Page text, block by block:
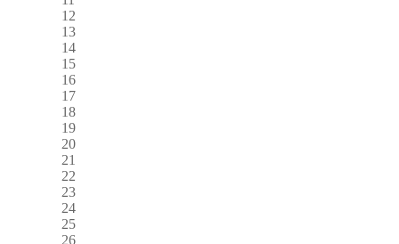
12
13
14
15
16
17
18
19
20
21
22
23
24
25
26